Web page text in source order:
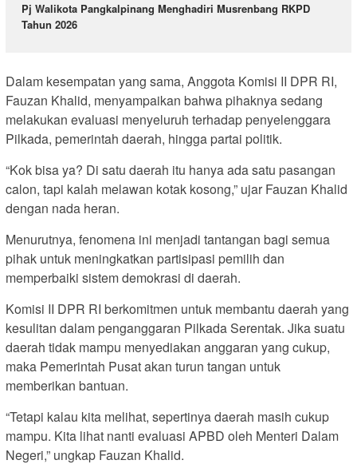
Pj Walikota Pangkalpinang Menghadiri Musrenbang RKPD
Tahun 2026
Dalam kesempatan yang sama, Anggota Komisi II DPR RI,
Fauzan Khalid, menyampaikan bahwa pihaknya sedang
melakukan evaluasi menyeluruh terhadap penyelenggara
Pilkada, pemerintah daerah, hingga partai politik.
“Kok bisa ya? Di satu daerah itu hanya ada satu pasangan
calon, tapi kalah melawan kotak kosong,” ujar Fauzan Khalid
dengan nada heran.
Menurutnya, fenomena ini menjadi tantangan bagi semua
pihak untuk meningkatkan partisipasi pemilih dan
memperbaiki sistem demokrasi di daerah.
Komisi II DPR RI berkomitmen untuk membantu daerah yang
kesulitan dalam penganggaran Pilkada Serentak. Jika suatu
daerah tidak mampu menyediakan anggaran yang cukup,
maka Pemerintah Pusat akan turun tangan untuk
memberikan bantuan.
“Tetapi kalau kita melihat, sepertinya daerah masih cukup
mampu. Kita lihat nanti evaluasi APBD oleh Menteri Dalam
Negeri,” ungkap Fauzan Khalid.